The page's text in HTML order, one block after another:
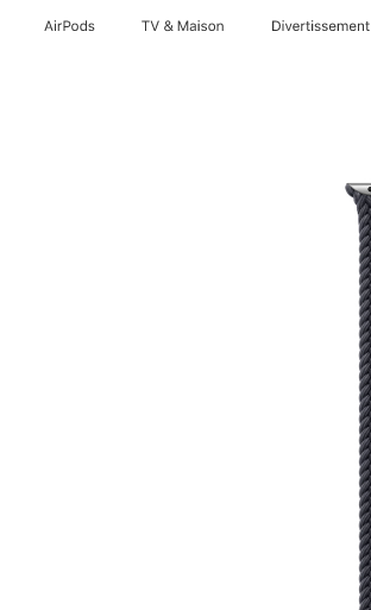
AirPods TV & Maison Divertissements